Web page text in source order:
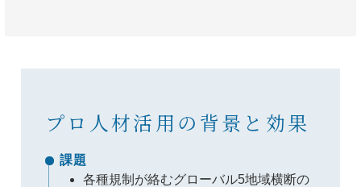
プロ人材活用の背景と効果
課題
各種規制が絡むグローバル5地域横断の